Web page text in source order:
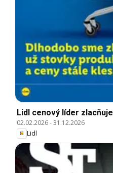
Lidl cenový líder zlacňuje
02.02.2026-31.12.2026
Lidl